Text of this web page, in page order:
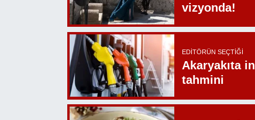
vizyonda!
EDITÖRÜN SEÇTIĞI
Akaryakıta
tahmini